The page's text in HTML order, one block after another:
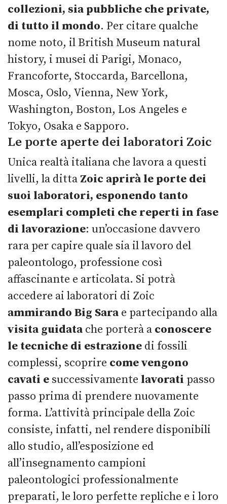
collezioni, sia pubbliche che private,
di tutto il mondo. Per citare qualche
nome noto, il British Museum natural
history, i musei di Parigi, Monaco,
Francoforte, Stoccarda, Barcellona,
Mosca, Oslo, Vienna, New York,
Washington, Boston, Los Angeles e
Tokyo, Osaka e Sapporo.
Le porte aperte dei laboratori Zoic
Unica realtà italiana che lavora a questi
livelli, la ditta Zoic aprirà le porte dei
suoi laboratori, esponendo tanto
esemplari completi che reperti in fase
di lavorazione: un’occasione davvero
rara per capire quale sia il lavoro del
paleontologo, professione così
affascinante e articolata. Si potrà
accedere ai laboratori di Zoic
ammirando Big Sarae partecipando alla
visita guidatache porterà a conoscere
le tecniche di estrazione di fossili
complessi, scoprire come vengono
cavati e successivamente lavorati passo
passo prima di prendere nuovamente
forma. L’attività principale della Zoic
consiste, infatti, nel rendere disponibili
allo studio, all’esposizione ed
all’insegnamento campioni
paleontologici professionalmente
preparati, le loro perfette repliche e i loro